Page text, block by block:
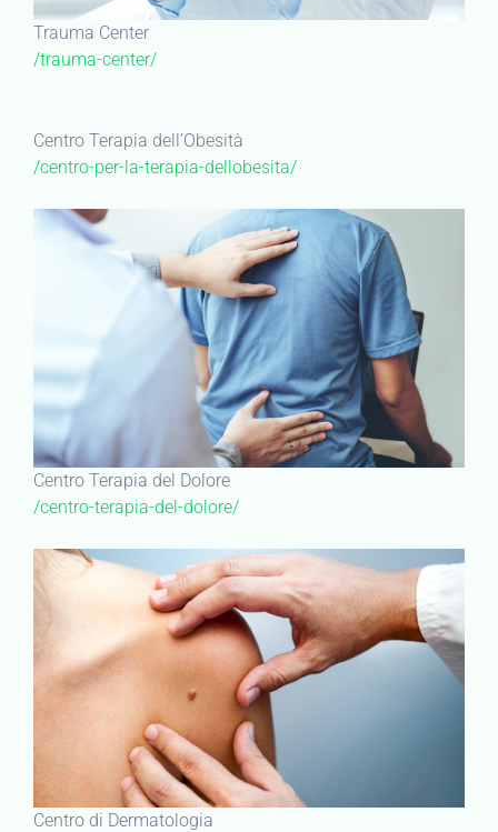
Trauma Center
/trauma-center/
Centro Terapia dell’Obesità
/centro-per-la-terapia-dellobesita/
Centro Terapia del Dolore
/centro-terapia-del-dolore/
Centro di Dermatologia